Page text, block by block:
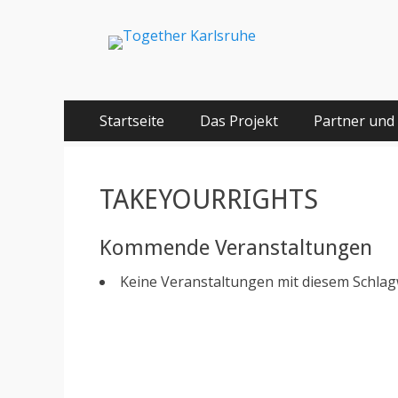
Together Karlsruhe
Integration von jungen Menschen mit
Primäres Menü
zum
Startseite Das Projekt Partner
TAKEYOURRIGHTS
Kommende Veranstaltungen
Keine Veranstaltungen mit diesem